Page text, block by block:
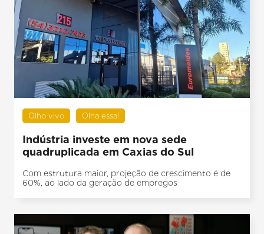
Olho vivo Olha essa!
Indústria investe em nova sede
quadruplicada em Caxias do Sul
Com estrutura maior, projeção de crescimento é de
60%, ao lado da geração de empregos